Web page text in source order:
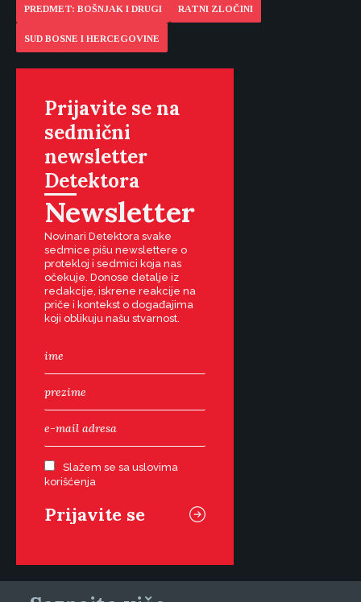
PREDMET: BOŠNJAK I DRUGI RATNI ZLOČINI
SUD BOSNE I HERCEGOVINE
Prijavite se na
sedmični
newsletter
Detektora
Newsletter
Novinari Detektora svake
sedmice pišu newslettere o
protekloj i sedmici koja nas
očekuje. Donose detalje iz
redakcije, iskrene reakcije na
priče i kontekst o događajima
koji oblikuju našu stvarnost.
Slažem se sa uslovima
korišćenja